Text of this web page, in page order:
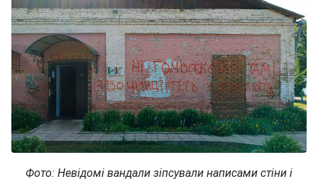
Фото: Невідомі вандали зіпсували написами стіни і